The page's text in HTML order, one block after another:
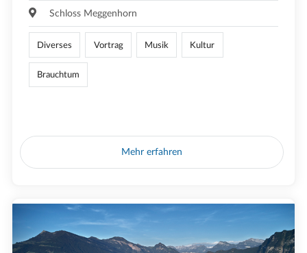
Schloss Meggenhorn
Diverses Vortrag Musik Kultur
Brauchtum
Mehr erfahren